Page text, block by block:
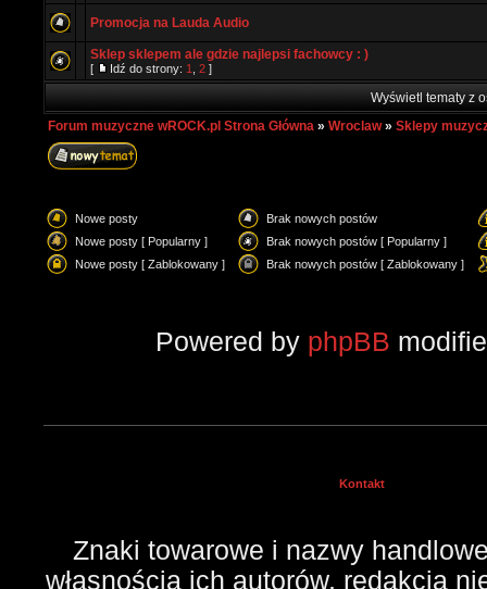
Promocja na Lauda Audio
Sklep sklepem ale gdzie najlepsi fachowcy : )
[ Idź do strony: 1 2 ]
Wyświetl tematy z
Forum muzyczne wROCK.pl Strona Główna » Wroclaw» Sklepy
Nowe posty
Brak nowych postów
Nowe posty [ Popularny ]
Brak nowych postów [ Popularny ]
Nowe posty [ Zablokowany ]
Brak nowych postów [ Zablokowany ]
Powered by phpBB
Kontakt
Znaki towarowe i nazwy
własnością ich autorów, redakcja